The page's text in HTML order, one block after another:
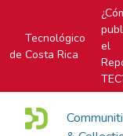
Tecnológico
de Costa Rica
el